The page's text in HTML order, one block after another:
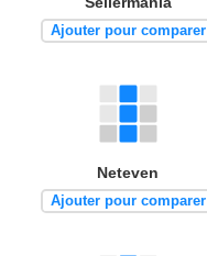
Ajouter pour comparer
Neteven
Ajouter pour comparer